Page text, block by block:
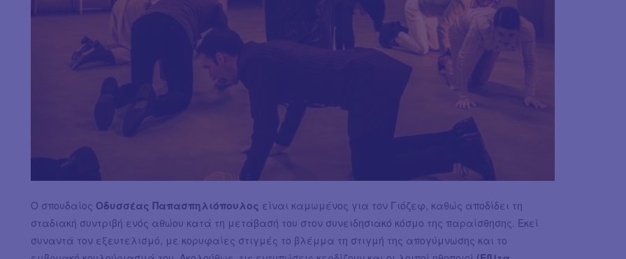
Ο σπουδαίος Οδυσσέας Παπασπηλιόπουλος είναι καμωμένος για τον Γιόζεφ, καθώς αποδίδει τη
σταδιακή συντριβή ενός αθώου κατά τη μετάβασή του στον συνειδησιακό κόσμο της παραίσθησης. Εκεί
συναντά τον εξευτελισμό, με κορυφαίες στιγμές το βλέμμα τη στιγμή της απογύμνωσης και το